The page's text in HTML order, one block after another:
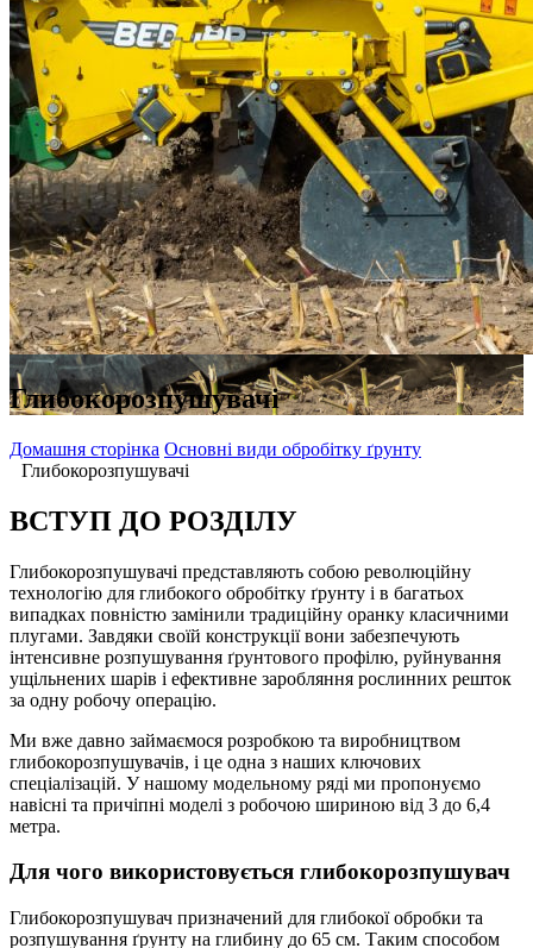
Глибокорозпушувачі
Домашня сторінка Oсновні види обробітку ґрунту
Глибокорозпушувачі
ВСТУП ДО РОЗДІЛУ
Глибокорозпушувачі представляють собою революційну
технологію для глибокого обробітку ґрунту і в багатьох
випадках повністю замінили традиційну оранку класичними
плугами. Завдяки своїй конструкції вони забезпечують
інтенсивне розпушування ґрунтового профілю, руйнування
ущільнених шарів і ефективне заробляння рослинних решток
за одну робочу операцію.
Ми вже давно займаємося розробкою та виробництвом
глибокорозпушувачів, і це одна з наших ключових
спеціалізацій. У нашому модельному ряді ми пропонуємо
навісні та причіпні моделі з робочою шириною від 3 до 6,4
метра.
Для чого використовується глибокорозпушувач
Глибокорозпушувач призначений для глибокої обробки та
розпушування ґрунту на глибину до 65 см. Таким способом